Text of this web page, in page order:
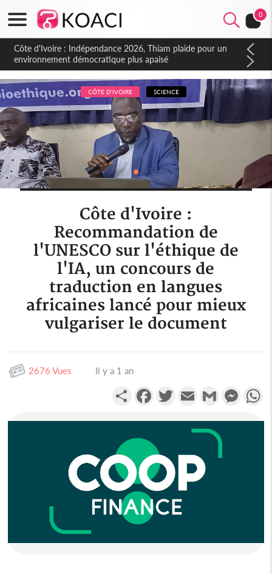
0
Côte d'Ivoire : Indépendance 2026, Thiam plaide pour un
environnement démocratique plus apaisé
CÔTE D'IVOIRE SCIENCE
Côte d'Ivoire :
Recommandation de
l'UNESCO sur l'éthique de
l'IA, un concours de
traduction en langues
africaines lancé pour mieux
vulgariser le document
2676 Vues Il y a 1 an
PartagerFacebookTwitterEmail Gmail